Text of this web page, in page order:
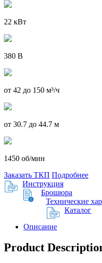
22 кВт
380 В
от 42 до 150 м³/ч
от 30.7 до 44.7 м
1450 об/мин
Заказать ТКП Подробнее
Инструкция
Брошюра
Технические
Каталог
Описание
Product